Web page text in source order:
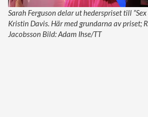
Sarah Ferguson delar ut hederspriset till
Kristin Davis. Här med grundarna av priset;
Jacobsson Bild: Adam Ihse/TT